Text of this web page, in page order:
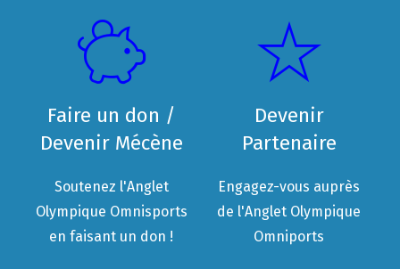
Faire un don /
Devenir Mécène
Soutenez l'Anglet
Olympique Omnisports
en faisant un don !
Devenir
Partenaire
Engagez-vous auprès
de l'Anglet Olympique
Omniports